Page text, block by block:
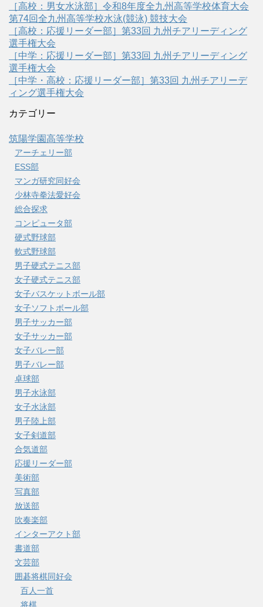
［高校：男女水泳部］令和8年度全九州高等学校体育大会
第74回全九州高等学校水泳(競泳) 競技大会
［高校：応援リーダー部］第33回 九州チアリーディング
選手権大会
［中学：応援リーダー部］第33回 九州チアリーディング
選手権大会
［中学・高校：応援リーダー部］第33回 九州チアリーデ
ィング選手権大会
カテゴリー
筑陽学園高等学校
アーチェリー部
ESS部
マンガ研究同好会
少林寺拳法愛好会
総合探求
コンピュータ部
硬式野球部
軟式野球部
男子硬式テニス部
女子硬式テニス部
女子バスケットボール部
女子ソフトボール部
男子サッカー部
女子サッカー部
女子バレー部
男子バレー部
卓球部
男子水泳部
女子水泳部
男子陸上部
女子剣道部
合気道部
応援リーダー部
美術部
写真部
放送部
吹奏楽部
インターアクト部
書道部
文芸部
囲碁将棋同好会
百人一首
将棋